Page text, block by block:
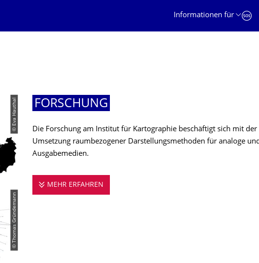
Informationen für
© Eva Hauthal
© Thomas Gründemann
FORSCHUNG
Die Forschung am Institut für Kartographie beschäftigt sich mit
Umsetzung raumbezogener Darstellungsmethoden für analoge
Ausgabemedien.
MEHR ERFAHREN